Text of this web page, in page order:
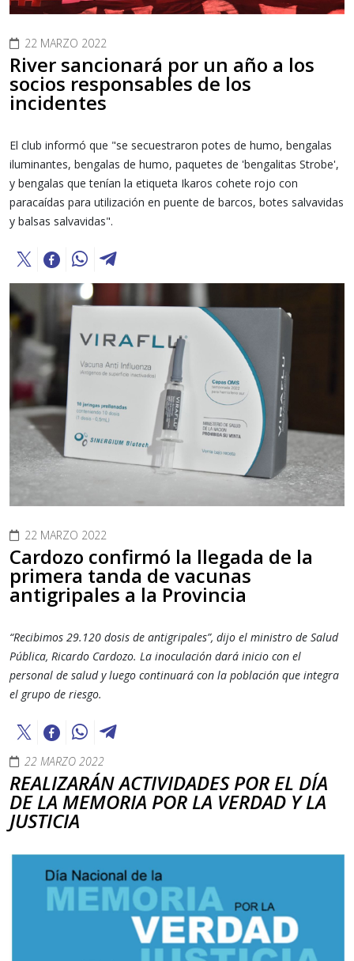
22 MARZO 2022
River sancionará por un año a los
socios responsables de los
incidentes
El club informó que "se secuestraron potes de humo, bengalas
iluminantes, bengalas de humo, paquetes de 'bengalitas Strobe',
y bengalas que tenían la etiqueta Ikaros cohete rojo con
paracaídas para utilización en puente de barcos, botes salvavidas
y balsas salvavidas".
22 MARZO 2022
Cardozo confirmó la llegada de la
primera tanda de vacunas
antigripales a la Provincia
“Recibimos 29.120 dosis de antigripales”, dijo el ministro de Salud
Pública, Ricardo Cardozo. La inoculación dará inicio con el
personal de salud y luego continuará con la población que integra
el grupo de riesgo.
22 MARZO 2022
REALIZARÁN ACTIVIDADES POR EL DÍA
DE LA MEMORIA POR LA VERDAD Y LA
JUSTICIA